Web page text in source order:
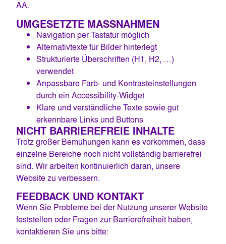
AA.
UMGESETZTE MASSNAHMEN
Navigation per Tastatur möglich
Alternativtexte für Bilder hinterlegt
Strukturierte Überschriften (H1, H2, …)
verwendet
Anpassbare Farb- und Kontrasteinstellungen
durch ein Accessibility-Widget
Klare und verständliche Texte sowie gut
erkennbare Links und Buttons
NICHT BARRIEREFREIE INHALTE
Trotz großer Bemühungen kann es vorkommen, dass
einzelne Bereiche noch nicht vollständig barrierefrei
sind. Wir arbeiten kontinuierlich daran, unsere
Website zu verbessern.
FEEDBACK UND KONTAKT
Wenn Sie Probleme bei der Nutzung unserer Website
feststellen oder Fragen zur Barrierefreiheit haben,
kontaktieren Sie uns bitte: